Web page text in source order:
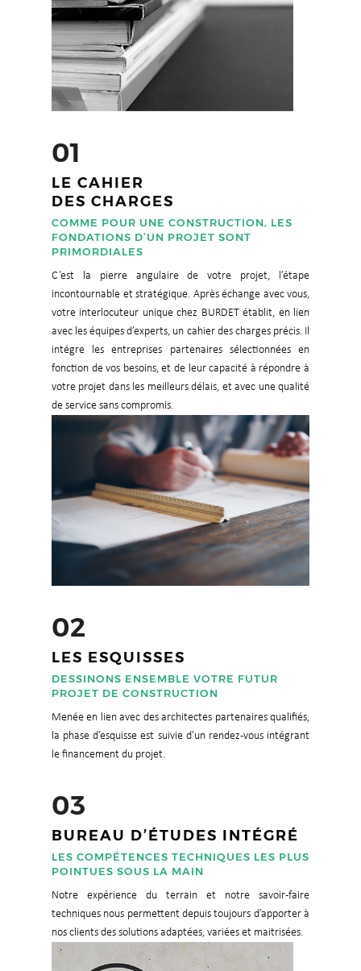
01
LE CAHIER
DES CHARGES
COMME POUR UNE CONSTRUCTION, LES
FONDATIONS D’UN PROJET SONT
PRIMORDIALES
C’est la pierre angulaire de votre projet, l’étape
incontournable et stratégique. Après échange avec vous,
votre interlocuteur unique chez BURDET établit, en lien
avec les équipes d’experts, un cahier des charges précis. Il
intégre les entreprises partenaires sélectionnées en
fonction de vos besoins, et de leur capacité à répondre à
votre projet dans les meilleurs délais, et avec une qualité
de service sans compromis.
02
LES ESQUISSES
DESSINONS ENSEMBLE VOTRE FUTUR
PROJET DE CONSTRUCTION
Menée en lien avec des architectes partenaires qualifiés,
la phase d’esquisse est suivie d’un rendez-vous intégrant
le financement du projet.
03
BUREAU D’ÉTUDES INTÉGRÉ
LES COMPÉTENCES TECHNIQUES LES PLUS
POINTUES SOUS LA MAIN
Notre expérience du terrain et notre savoir-faire
techniques nous permettent depuis toujours d’apporter à
nos clients des solutions adaptées, variées et maitrisées.